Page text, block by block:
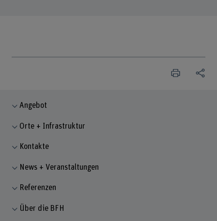
Angebot
Orte + Infrastruktur
Kontakte
News + Veranstaltungen
Referenzen
Über die BFH